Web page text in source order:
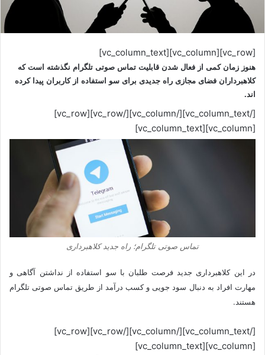
[vc_row][vc_column][vc_column_text]
هنوز زمان کمی از فعال شدن قابلیت تماس صوتی تلگرام نگذشته است که
کلاهبرداران فضای مجازی راه جدیدی برای سو استفاده از کاربران پیدا کرده‌
اند.
[/vc_column_text][/vc_column][/vc_row][vc_row]
[vc_column][vc_column_text]
تماس صوتی تلگرام؛ راه جدید کلاهبرداری
در این کلاهبرداری جدید فرصت طلبان با سو استفاده از نداشتن آگاهی و
مهارت افراد به دنبال سود جویی و کسب درآمد از طریق تماس صوتی تلگرام
هستند.
[/vc_column_text][/vc_column][/vc_row][vc_row]
[vc_column][vc_column_text]